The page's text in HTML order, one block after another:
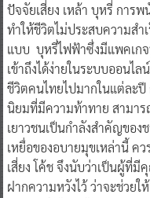
ปัจจัยเสี่ยง เหล้า บุหรี่ การ
ทำให้ชีวิตไม่ประสบความส
แบบ บุหรี่ไฟฟ้าซึ่งมีแพคเก
เข้าถึงได้ง่ายในระบบออนไ
ชีวิตคนไทยไปมากในแต่ละปี
นิยมที่มีความท้าทาย สามาร
เยาวชนเป็นกำลังสำคัญของ
เหยื่อของอบายมุขเหล่านี้ ค
เสี่ยง โค้ช จึงนับว่าเป็นผู้ที่
ฝากความหวังไว้ ว่าจะช่วย